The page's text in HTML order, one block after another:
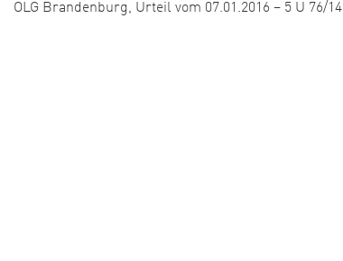
OLG Brandenburg, Urteil vom 07.01.2016 – 5 U 76/14